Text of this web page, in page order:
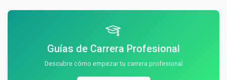
Guías de Carrera Profesional
Descubre cómo empezar tu carrera profesional